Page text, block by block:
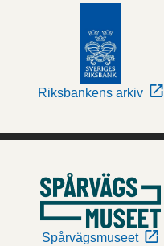
Riksbankens arkiv
Spårvägsmuseet